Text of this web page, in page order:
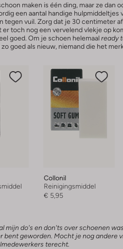
maken is één ding, maar ze dan
een aantal handige
tegen vuil. Zorg dat je 30 centimeter
er toch nog een vervelend vlekje op
goed. Om je schoen helemaal ready
zo goed als nieuw, niemand die het
Collonil
Reinigingsmiddel
€ 5,95
mijn do's en don'ts over schoenen
bent geworden. Mocht je nog andere
terecht.